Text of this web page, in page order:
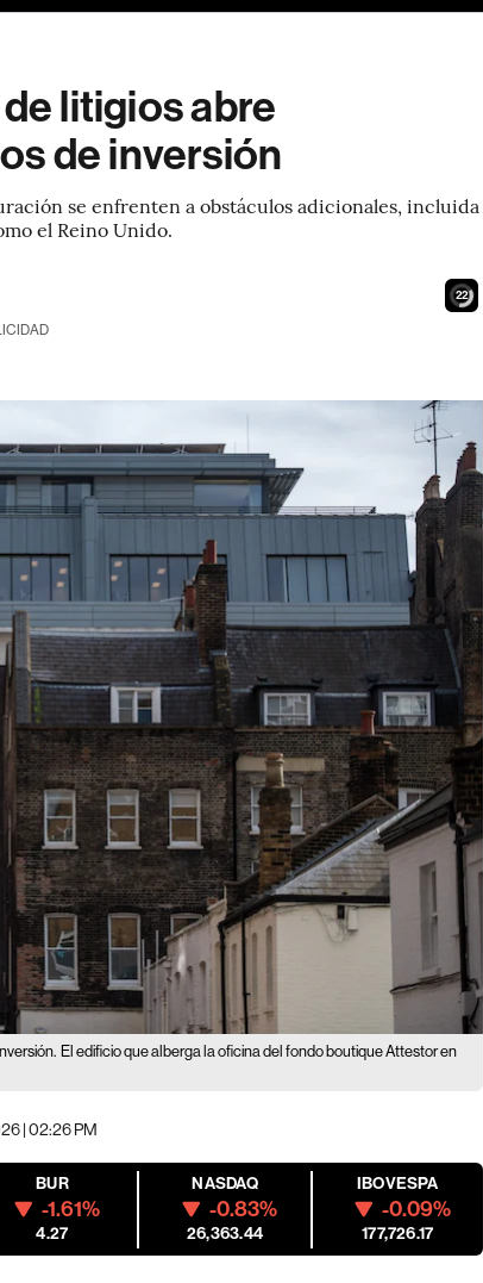
litigios abre
de inversión
se enfrenten a obstáculos adicionales, incluida
el Reino Unido.
21
El edificio que alberga la oficina del fondo boutique Attestor en
| 02:26 PM
BUR
-1.61%
4.27
NASDAQ
-0.83%
26,363.44
IBOVESPA
-0.09%
177,726.17